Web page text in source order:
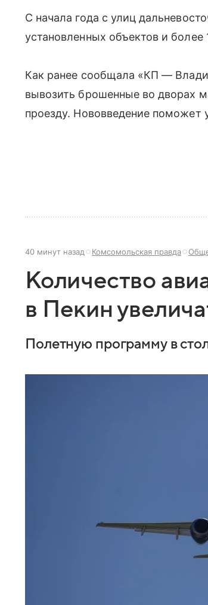
С начала года с улиц
установленных объектов и
Как ранее сообщала «КП —
вывозить брошенные во дворах
проезду. Нововведение поможет
40 минут назад Комсомольская правда
Количество
в Пекин
Полетную программу в